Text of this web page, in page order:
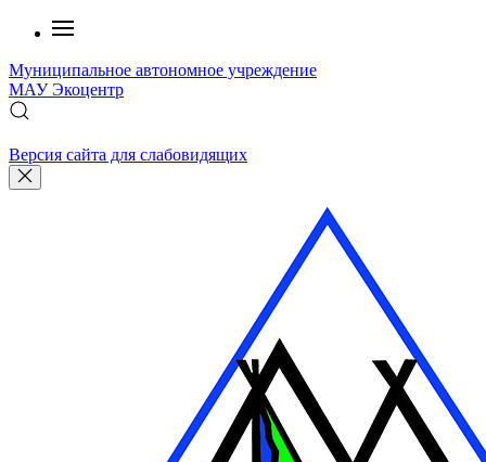
Муниципальное автономное учреждение
МАУЭкоцентр
Версия сайта для слабовидящих